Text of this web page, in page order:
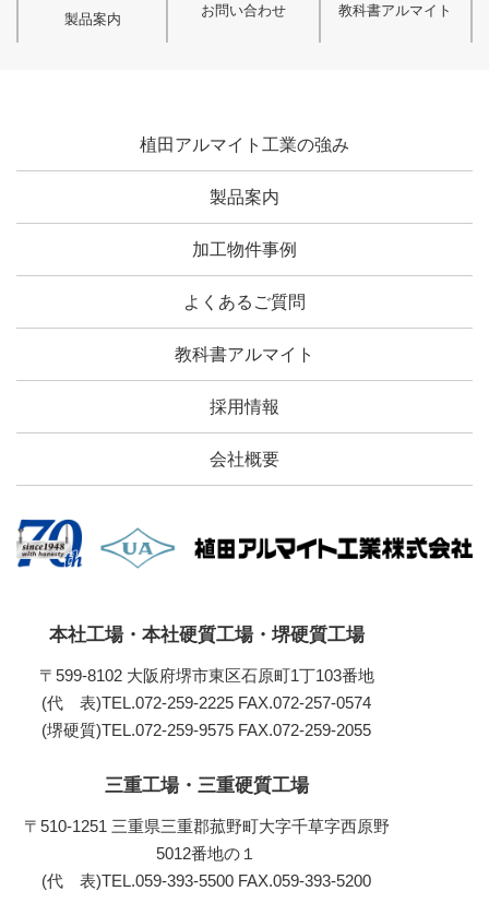
製品案内
お問い合わせ 教科書アルマイト
植田アルマイト工業の強み
製品案内
加工物件事例
よくあるご質問
教科書アルマイト
採用情報
会社概要
本社工場・本社硬質工場・堺硬質工場
〒599-8102 大阪府堺市東区石原町1丁103番地
(代 表)TEL.072-259-2225 FAX.072-257-0574
(堺硬質)TEL.072-259-9575 FAX.072-259-2055
三重工場・三重硬質工場
〒510-1251 三重県三重郡菰野町大字千草字西原野
5012番地の１
(代 表)TEL.059-393-5500 FAX.059-393-5200